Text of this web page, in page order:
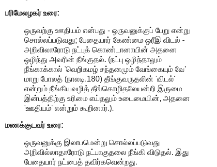
பரிமேலழகர் உரை:
ஒருவற்கு ஊதியம் என்பது - ஒருவனுக்குப் பேறு என்று
சொல்லப்படுவது; பேதையார் கேண்மை ஒரீஇ விடல் -
அறிவிலாரோடு நட்புக் கொண்டானாயின் அதனை
ஒழிந்து அவரின் நீங்குதல். (நட்பு ஒழிந்தாலும்
நீங்காக்கால் 'வெறிகமழ் சந்தனமும் வேங்கையும் வே'
மாறு போலத் (நாலடி.180) தீங்குவருதலின் 'விடல்'
என்றும் நீங்கியவழித் தீங்கொழிதலேயன்றி இருமை
இன்பத்திற்கு உரிமை எய்தலும் உடைமையின், அதனை
'ஊதியம்' என்றும் கூறினார்.).
மணக்குடவர் உரை:
ஒருவனுக்கு இலாபமென்று சொல்லப்படுவது
அறிவில்லாதாரோடு நட்பாகுதலை நீங்கி விடுதல். இது
பேதையார் நட்பைத் தவிர்கவென்றது.